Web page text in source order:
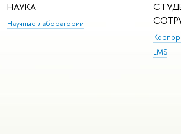
НАУКА
Научные лаборатории
LMS